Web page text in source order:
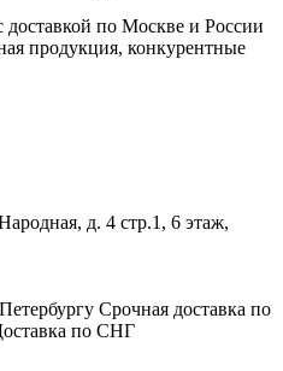
доставкой по Москве и России
продукция, конкурентные
д. 4 стр.1, 6 этаж,
Срочная доставка по
по СНГ